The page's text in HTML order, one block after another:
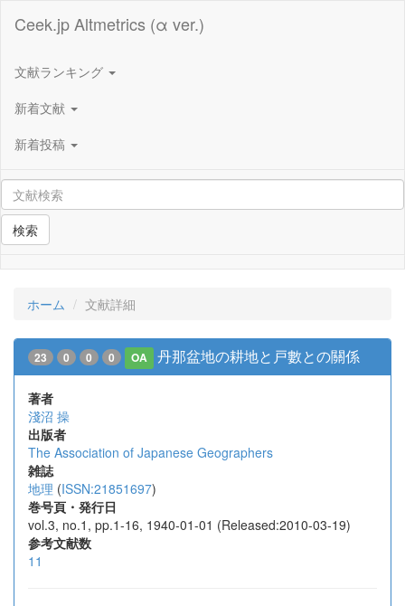
Ceek.jp Altmetrics (α ver.)
文献ランキング
新着文献
新着投稿
検索
ホーム 文献詳細
23 0 0 0 OA 丹那盆地の耕地と戸數との關係
著者
淺沼 操
出版者
The Association of Japanese Geographers
雑誌
地理 (ISSN:21851697)
巻号頁・発行日
vol.3, no.1, pp.1-16, 1940-01-01 (Released:2010-03-19)
参考文献数
11